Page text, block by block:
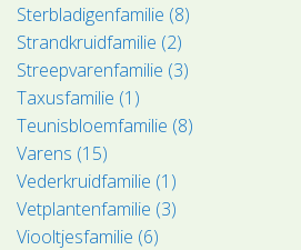
Sterbladigenfamilie (8)
Strandkruidfamilie (2)
Streepvarenfamilie (3)
Taxusfamilie (1)
Teunisbloemfamilie (8)
Varens (15)
Vederkruidfamilie (1)
Vetplantenfamilie (3)
Viooltjesfamilie (6)